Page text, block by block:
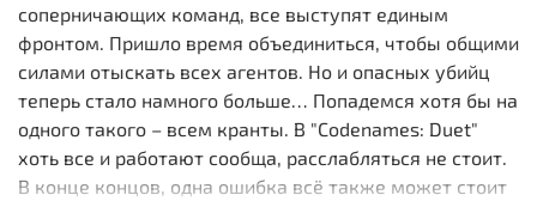
соперничающих команд, все выступят единым
фронтом. Пришло время объединиться, чтобы общими
силами отыскать всех агентов. Но и опасных убийц
теперь стало намного больше… Попадемся хотя бы на
одного такого – всем кранты. В "Codenames: Duet"
хоть все и работают сообща, расслабляться не стоит.
В конце концов, одна ошибка всё также может стоит